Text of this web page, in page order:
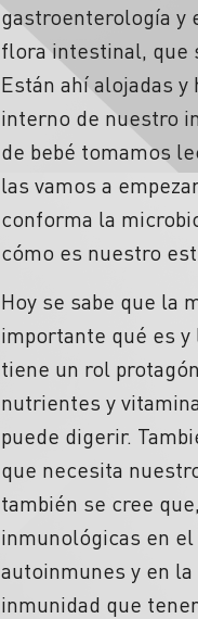
gastroenterología y
flora intestinal, que
Están ahí alojadas
interno de nuestro
de bebé tomamos
las vamos a
conforma la
cómo es nuestro
Hoy se sabe que la
importante qué es y
tiene un rol
nutrientes y
puede digerir.
que necesita
también se cree
inmunológicas en
autoinmunes y en
inmunidad que